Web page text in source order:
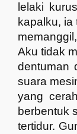
lelaki
kapalku, ia
Aku tidak
dentuman
suara
yang
berbentuk
tertidur.